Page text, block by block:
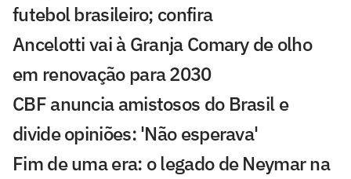
futebol brasileiro; confira
Ancelotti vai à Granja Comary de olho
em renovação para 2030
CBF anuncia amistosos do Brasil e
divide opiniões: 'Não esperava'
Fim de uma era: o legado de Neymar na